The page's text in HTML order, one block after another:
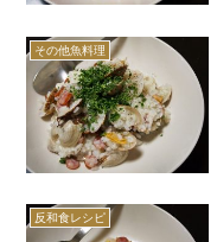
その他魚料理
反和食レシピ